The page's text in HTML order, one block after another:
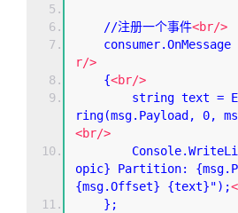
    //注册一个事件
<br/>
consumer.OnMessage
r/>
    {
<br/>
string text =
ring(msg.Payload, 0,
<br/>
opic} Partition:
{msg.Offset} {text}");
    };